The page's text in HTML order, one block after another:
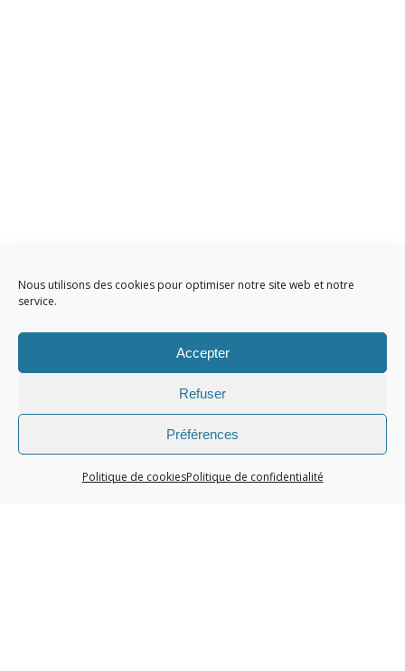
Nous utilisons des cookies pour optimiser notre site web et notre
service.
Accepter
Refuser
Préférences
Politique de cookiesPolitique de confidentialité